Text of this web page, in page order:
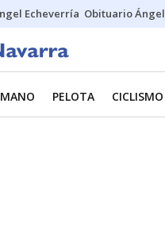
Echeverría Obituario Ángel
PELOTA CICLISMO